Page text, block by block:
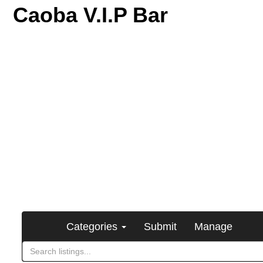
Caoba V.I.P Bar
Categories Submit Manage